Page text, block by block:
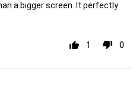
a bigger screen. It perfectly
1 0